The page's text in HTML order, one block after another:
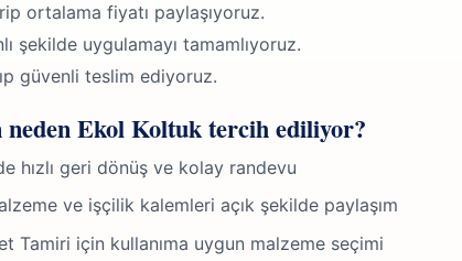
ortalama fiyatı paylaşıyoruz.
şekilde uygulamayı tamamlıyoruz.
güvenli teslim ediyoruz.
Ekol Koltuk tercih ediliyor?
hızlı geri dönüş ve kolay randevu
ve işçilik kalemleri açık şekilde paylaşım
Tamiri için kullanıma uygun malzeme seçimi